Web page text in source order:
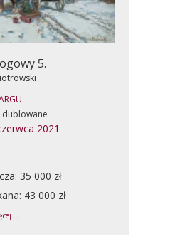
5.
dublowane
2021
35 000 zł
43 000 zł
...